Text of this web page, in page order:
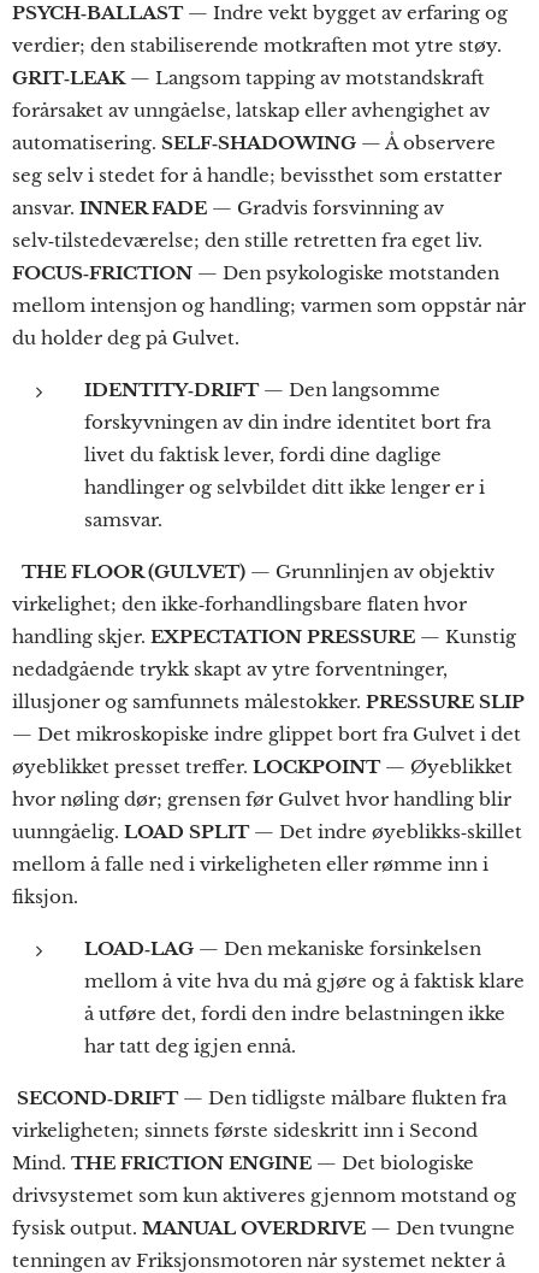
PSYCH‑BALLAST— Indre vekt bygget av erfaring og
verdier; den stabiliserende motkraften mot ytre støy.
GRIT‑LEAK— Langsom tapping av motstandskraft
forårsaket av unngåelse, latskap eller avhengighet av
automatisering. SELF‑SHADOWING — Å observere
seg selv i stedet for å handle; bevissthet som erstatter
ansvar. INNER FADE — Gradvis forsvinning av
selv‑tilstedeværelse; den stille retretten fra eget liv.
FOCUS‑FRICTION — Den psykologiske motstanden
mellom intensjon og handling; varmen som oppstår når
du holder deg på Gulvet.
IDENTITY‑DRIFT— Den langsomme
forskyvningen av din indre identitet bort fra
livet du faktisk lever, fordi dine daglige
handlinger og selvbildet ditt ikke lenger er i
samsvar.
THE FLOOR (GULVET) — Grunnlinjen av objektiv
virkelighet; den ikke‑forhandlingsbare flaten hvor
handling skjer. EXPECTATION PRESSURE — Kunstig
nedadgående trykk skapt av ytre forventninger,
illusjoner og samfunnets målestokker. PRESSURE SLIP
— Det mikroskopiske indre glippet bort fra Gulvet i det
øyeblikket presset treffer. LOCKPOINT— Øyeblikket
hvor nøling dør; grensen før Gulvet hvor handling blir
uunngåelig. LOAD SPLIT— Det indre øyeblikks‑skillet
mellom å falle ned i virkeligheten eller rømme inn i
fiksjon.
LOAD‑LAG — Den mekaniske forsinkelsen
mellom å vite hva du må gjøre og å faktisk klare
å utføre det, fordi den indre belastningen ikke
har tatt deg igjen ennå.
SECOND‑DRIFT— Den tidligste målbare flukten fra
virkeligheten; sinnets første sideskritt inn i Second
Mind. THE FRICTION ENGINE — Det biologiske
drivsystemet som kun aktiveres gjennom motstand og
fysisk output. MANUAL OVERDRIVE — Den tvungne
tenningen av Friksjonsmotoren når systemet nekter å